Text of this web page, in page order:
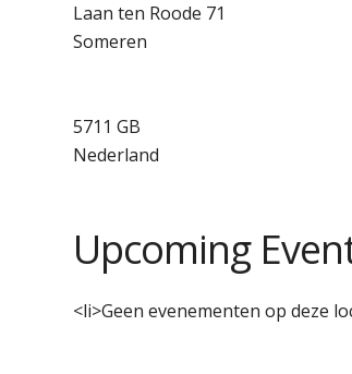
Laan ten Roode 71
Someren
5711 GB
Nederland
Upcoming
<li>Geen evenementen op deze